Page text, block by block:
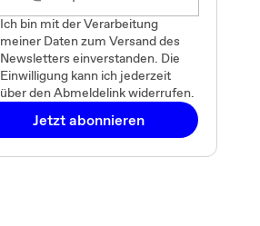
Ich bin mit der Verarbeitung
meiner Daten zum Versand des
Newsletters einverstanden. Die
Einwilligung kann ich jederzeit
über den Abmeldelink widerrufen.
Jetzt abonnieren